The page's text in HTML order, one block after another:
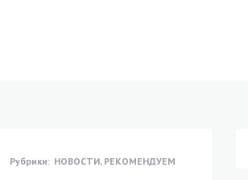
Рубрики: НОВОСТИ, РЕКОМЕНДУЕМ